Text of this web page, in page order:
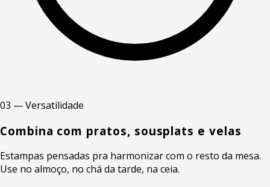
03 — Versatilidade
Combina com pratos, sousplats e velas
Estampas pensadas pra harmonizar com o resto da mesa.
Use no almoço, no chá da tarde, na ceia.